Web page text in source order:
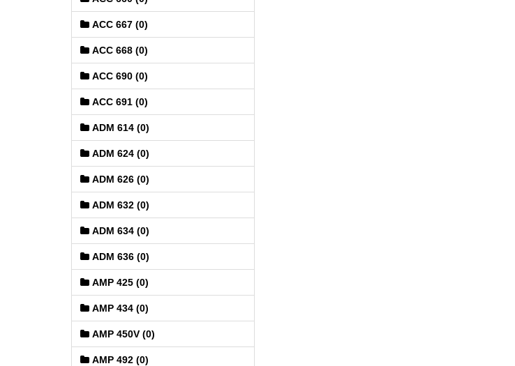
ACC 667 (0)
ACC 668 (0)
ACC 690 (0)
ACC 691 (0)
ADM 614 (0)
ADM 624 (0)
ADM 626 (0)
ADM 632 (0)
ADM 634 (0)
ADM 636 (0)
AMP 425 (0)
AMP 434 (0)
AMP 450V (0)
AMP 492 (0)